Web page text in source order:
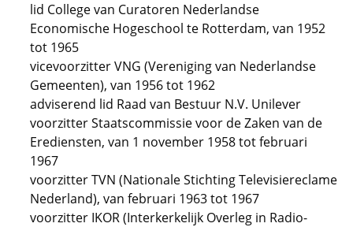
lid College van Curatoren Nederlandse
Economische Hogeschool te Rotterdam, van 1952
tot 1965
vicevoorzitter VNG (Vereniging van Nederlandse
Gemeenten), van 1956 tot 1962
adviserend lid Raad van Bestuur N.V. Unilever
voorzitter Staatscommissie voor de Zaken van de
Erediensten, van 1 november 1958 tot februari
1967
voorzitter TVN (Nationale Stichting Televisiereclame
Nederland), van februari 1963 tot 1967
voorzitter IKOR (Interkerkelijk Overleg in Radio-